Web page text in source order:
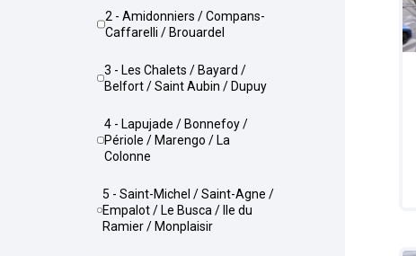
2 - Amidonniers / Compans-
Caffarelli / Brouardel
3 - Les Chalets / Bayard /
Belfort / Saint Aubin / Dupuy
4 - Lapujade / Bonnefoy /
Périole / Marengo / La
Colonne
5 - Saint-Michel / Saint-Agne /
Empalot / Le Busca / Ile du
Ramier / Monplaisir